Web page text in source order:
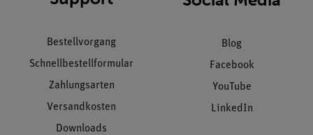
Bestellvorgang
Schnellbestellformular
Zahlungsarten
Versandkosten
Downloads
Blog
Facebook
YouTube
LinkedIn